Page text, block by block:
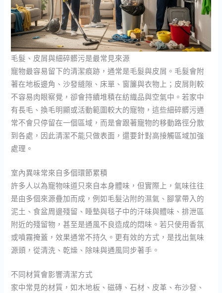
毛髮、皮屑與細碎髒污是最常見來源
寵物最容易留下的清潔痕跡，通常是毛髮與皮屑。毛髮會附
著在地板邊角、沙發縫隙、床單、窗簾與衣物上；皮屑則較
不容易肉眼察覺，卻會持續堆積在紡織品與空氣中。若家中
有長毛、換毛明顯或活動範圍較大的寵物，這些細碎髒污通
常不會只停留在一個區域，而是會跟著寵物的移動路徑分散
到各處，因此清潔不能只做表面，還要針對高接觸區域加強
處理。
室內異味常來自多個環節累積
許多人以為寵物味道只來自本身體味，但實際上，氣味往往
是由多個來源疊加而成，例如毛髮沾附的濕氣、腳掌帶入的
泥土、食盆周邊殘留、睡墊與毯子中的汗味與體味、排泄區
附近的殘留物，甚至是通風不良造成的悶味。若只使用香氛
或噴霧掩蓋，效果通常不持久。更有效的方式，是找出氣味
源頭，從清洗、乾燥、除味與通風同步著手。
不同材質會影響清潔方式
家中常見的材質，如木地板、磁磚、石材、皮革、布沙發、